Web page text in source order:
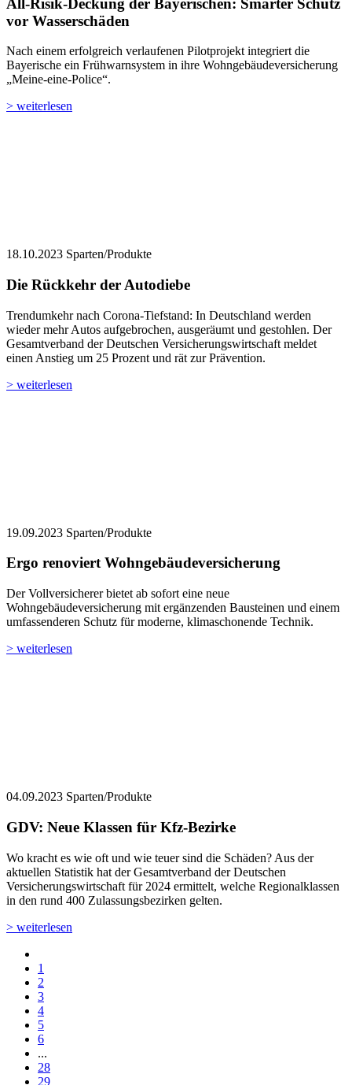
vor Wasserschäden
Nach einem erfolgreich verlaufenen Pilotprojekt integriert die
Bayerische ein Frühwarnsystem in ihre Wohngebäudeversicherung
„Meine-eine-Police“.
> weiterlesen
18.10.2023 Sparten/Produkte
Die Rückkehr der Autodiebe
Trendumkehr nach Corona-Tiefstand: In Deutschland werden
wieder mehr Autos aufgebrochen, ausgeräumt und gestohlen. Der
Gesamtverband der Deutschen Versicherungswirtschaft meldet
einen Anstieg um 25 Prozent und rät zur Prävention.
> weiterlesen
19.09.2023 Sparten/Produkte
Ergo renoviert Wohngebäudeversicherung
Der Vollversicherer bietet ab sofort eine neue
Wohngebäudeversicherung mit ergänzenden Bausteinen und einem
umfassenderen Schutz für moderne, klimaschonende Technik.
> weiterlesen
04.09.2023 Sparten/Produkte
GDV: Neue Klassen für Kfz-Bezirke
Wo kracht es wie oft und wie teuer sind die Schäden? Aus der
aktuellen Statistik hat der Gesamtverband der Deutschen
Versicherungswirtschaft für 2024 ermittelt, welche Regionalklassen
in den rund 400 Zulassungsbezirken gelten.
> weiterlesen
1
2
3
4
5
6
...
28
29